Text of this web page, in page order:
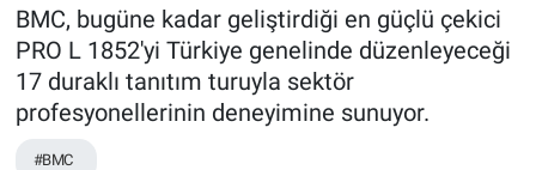
BMC, bugüne kadar geliştirdiği en güçlü çekici
PRO L 1852'yi Türkiye genelinde düzenleyeceği
17 duraklı tanıtım turuyla sektör
profesyonellerinin deneyimine sunuyor.
#BMC